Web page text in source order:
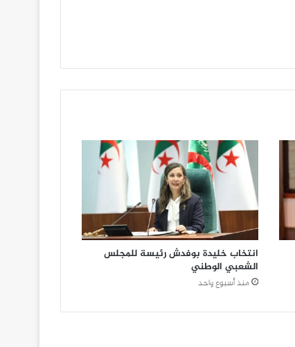
انتخاب خليدة بوفدش رئيسة للمجلس
الشعبي الوطني
منذ أسبوع واحد